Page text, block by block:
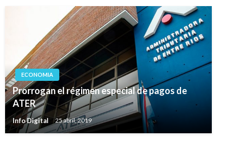
ECONOMIA
Prorrogan el régimen especial de pagos de
ATER
Info Digital 25 abril, 2019